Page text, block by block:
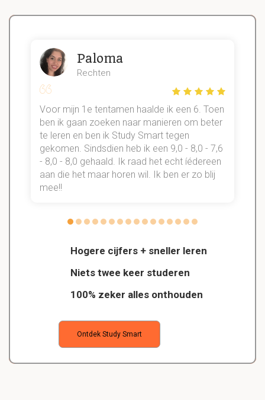
Hogere cijfers + sneller leren
Niets twee keer studeren
100% zeker alles onthouden
Ontdek Study Smart
Paloma
Rechten
Voor mijn 1e tentamen haalde ik een 6. Toen
ben ik gaan zoeken naar manieren om beter
te leren en ben ik Study Smart tegen
gekomen. Sindsdien heb ik een 9,0 - 8,0 - 7,6
- 8,0 - 8,0 gehaald. Ik raad het echt íédereen
aan die het maar horen wil. Ik ben er zo blij
mee!!